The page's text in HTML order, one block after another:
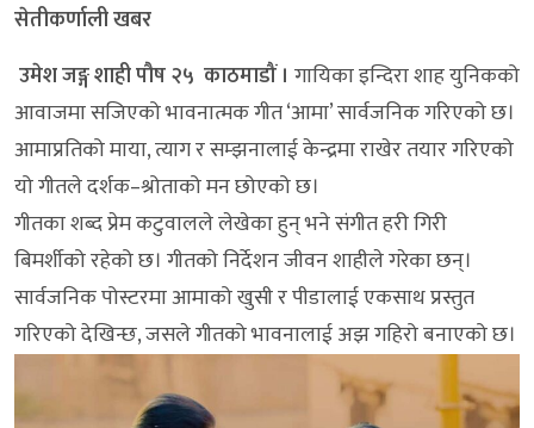
सेतीकर्णाली खबर
उमेश जङ्ग शाही पौष २५ काठमाडौं । गायिका इन्दिरा शाह युनिकको
आवाजमा सजिएको भावनात्मक गीत ‘आमा’ सार्वजनिक गरिएको छ।
आमाप्रतिको माया, त्याग र सम्झनालाई केन्द्रमा राखेर तयार गरिएको
यो गीतले दर्शक–श्रोताको मन छोएको छ।
गीतका शब्द प्रेम कटुवालले लेखेका हुन् भने संगीत हरी गिरी
बिमर्शीको रहेको छ। गीतको निर्देशन जीवन शाहीले गरेका छन्।
सार्वजनिक पोस्टरमा आमाको खुसी र पीडालाई एकसाथ प्रस्तुत
गरिएको देखिन्छ, जसले गीतको भावनालाई अझ गहिरो बनाएको छ।